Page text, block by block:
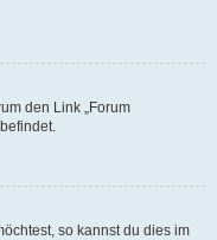
den Link „Forum
so kannst du dies im